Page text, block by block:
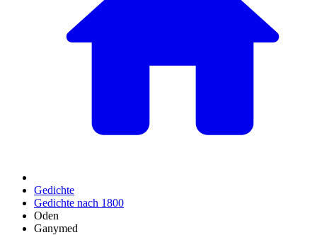
Gedichte
Gedichte nach 1800
Oden
Ganymed